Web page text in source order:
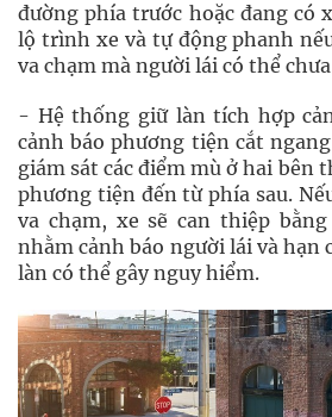
đường phía trước hoặc đang có
lộ trình xe và tự động phanh
va chạm mà người lái có thể
- Hệ thống giữ làn tích hợp
cảnh báo phương tiện cắt
giám sát các điểm mù ở hai bên
phương tiện đến từ phía sau.
va chạm, xe sẽ can thiệp
nhằm cảnh báo người lái và hạn
làn có thể gây nguy hiểm.